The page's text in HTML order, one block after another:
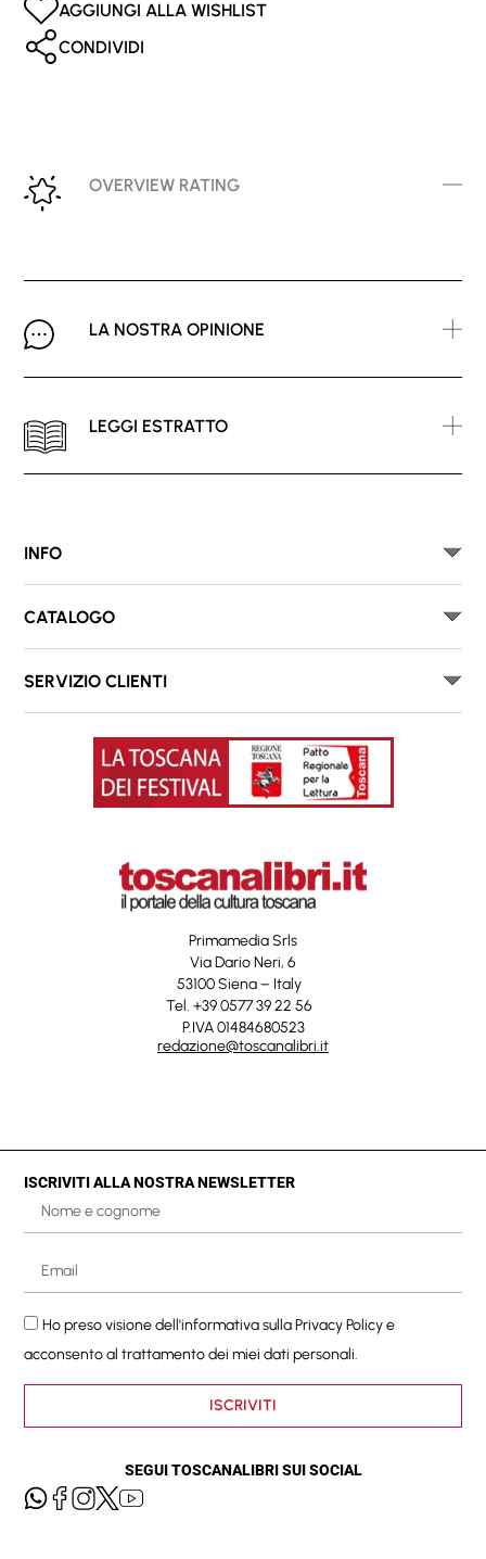
AGGIUNGI ALLA WISHLIST
CONDIVIDI
OVERVIEW RATING
LA NOSTRA OPINIONE
LEGGI ESTRATTO
INFO
CATALOGO
SERVIZIO CLIENTI
Primamedia Srls
Via Dario Neri, 6
53100 Siena – Italy
Tel. +39 0577 39 22 56
P.IVA 01484680523
redazione@toscanalibri.it
ISCRIVITI ALLA NOSTRA NEWSLETTER
Ho preso visione dell'informativa sullaPrivacy Policye
acconsento al trattamento dei miei dati personali.
ISCRIVITI
SEGUI TOSCANALIBRI SUI SOCIAL